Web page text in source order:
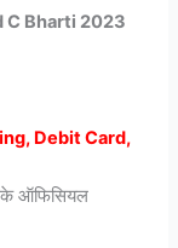
C Bharti 2023
Debit Card,
ऑफिसियल